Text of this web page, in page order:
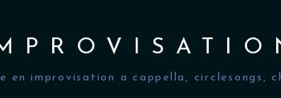
en improvisation a cappella, circlesongs,